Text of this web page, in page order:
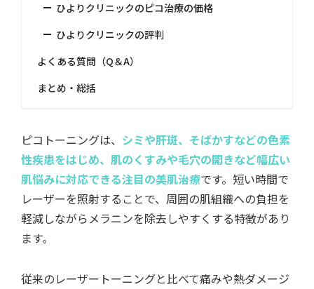
ひよりクリニックのピコ治療の価格
ひよりクリニックの評判
よくある質問（Q＆A）
まとめ・総括
ピコトーニングは、 シミや肝斑、そばかすなどの色素
性疾患をはじめ、肌のくすみや毛穴の開きなど幅広い
肌悩みに対応できる注目の美肌治療です。短い時間で
レーザーを照射することで、周囲の肌組織への負担を
軽減しながらメラニンを除去しやすくする特徴があり
ます。
従来のレーザートーニングと比べて痛みや熱ダメージ